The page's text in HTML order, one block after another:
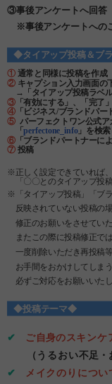
③事後アンケートへ回答
※事後アンケートへの
◆タイアップ投稿＆ブ
①通常と同様に投稿を作成
②キャプション入力画面の
→「タイアップ投稿ラベ
③「有効にする」、「完了
④「ビジネス/ブランドパー
⑤ パーフェクトワン公式ア
「perfectone_info」を検
⑥「ブランドパートナーに
⑦投稿
※正しく設定できていれば
「〇〇とのタイアップ投
※
「タイアップ投稿」「ブ
反映されていない投稿の場
修正のお願いをさせてい
またこの際に投稿修正で
一度削除いただき再投稿等
お手間をおかけしてしま
必ずご対応をお願いいたし
◆投稿テーマ◆
✔ ご自身のスキンケ
（うるおい不足・
✔
メイクのりにつ